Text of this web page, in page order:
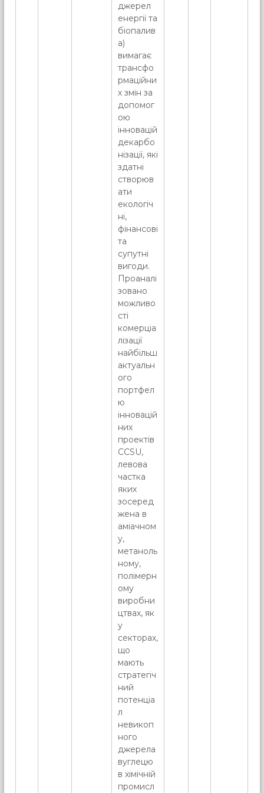
джерел
енергії та
біопалив
а)
вимагає
трансфо
рмаційни
х змін за
допомог
ою
інновацій
декарбо
нізації, які
здатні
створюв
ати
екологіч
ні,
фінансові
та
супутні
вигоди.
Проаналі
зовано
можливо
сті
комерціа
лізації
найбільш
актуальн
ого
портфел
ю
інновацій
них
проектів
CCSU,
левова
частка
яких
зосеред
жена в
аміачном
у,
метаноль
ному,
полімерн
ому
виробни
цтвах, як
у
секторах,
що
мають
стратегіч
ний
потенціа
л
невикоп
ного
джерела
вуглецю
в хімічній
промисл